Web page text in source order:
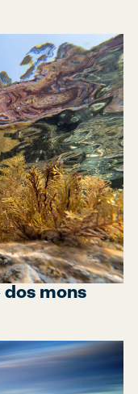
mons